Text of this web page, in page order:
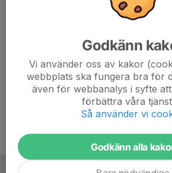
Godkänn
Vi använder oss av kakor
webbplats ska fungera bra för
även för webbanalys i syfte
förbättra våra
Så använder vi
Godkänn alla